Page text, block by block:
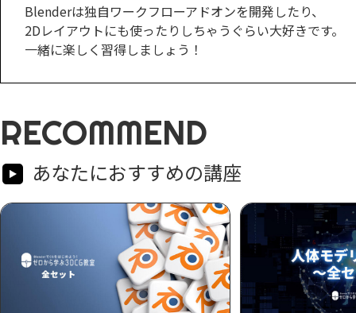
Blenderは独自ワークフローアドオンを開発したり、
2Dレイアウトにも使ったりしちゃうぐらい大好きです。
一緒に楽しく習得しましょう！
RECOMMEND
あなたにおすすめの講座